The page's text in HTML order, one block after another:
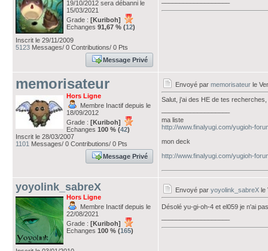
19/10/2012 sera débanni le
15/03/2021
Grade : [Kuriboh]
Echanges 91,67 % (12)
Inscrit le 29/11/2009
5123 Messages/ 0 Contributions/ 0 Pts
Message Privé
memorisateur
Hors Ligne
Membre Inactif depuis le
18/09/2012
Grade : [Kuriboh]
Echanges 100 % (42)
Inscrit le 28/03/2007
1101 Messages/ 0 Contributions/ 0 Pts
Message Privé
Envoyé par memorisateur le
Salut, j'ai des HE de tes
ma liste
http://www.finalyugi.com/yugioh-
mon deck
http://www.finalyugi.com/yugioh-
yoyolink_sabreX
Hors Ligne
Membre Inactif depuis le
22/08/2021
Grade : [Kuriboh]
Echanges 100 % (165)
Envoyé par yoyolink_sabreX le
Désolé yu-gi-oh-4 et el059 je n'ai